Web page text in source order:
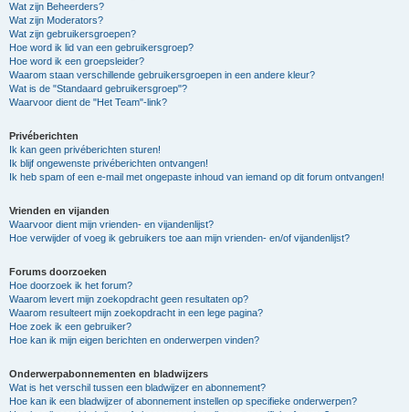
Wat zijn Beheerders?
Wat zijn Moderators?
Wat zijn gebruikersgroepen?
Hoe word ik lid van een gebruikersgroep?
Hoe word ik een groepsleider?
Waarom staan verschillende gebruikersgroepen in een andere kleur?
Wat is de "Standaard gebruikersgroep"?
Waarvoor dient de "Het Team"-link?
Privéberichten
Ik kan geen privéberichten sturen!
Ik blijf ongewenste privéberichten ontvangen!
Ik heb spam of een e-mail met ongepaste inhoud van iemand op dit forum ontvangen!
Vrienden en vijanden
Waarvoor dient mijn vrienden- en vijandenlijst?
Hoe verwijder of voeg ik gebruikers toe aan mijn vrienden- en/of vijandenlijst?
Forums doorzoeken
Hoe doorzoek ik het forum?
Waarom levert mijn zoekopdracht geen resultaten op?
Waarom resulteert mijn zoekopdracht in een lege pagina?
Hoe zoek ik een gebruiker?
Hoe kan ik mijn eigen berichten en onderwerpen vinden?
Onderwerpabonnementen en bladwijzers
Wat is het verschil tussen een bladwijzer en abonnement?
Hoe kan ik een bladwijzer of abonnement instellen op specifieke onderwerpen?